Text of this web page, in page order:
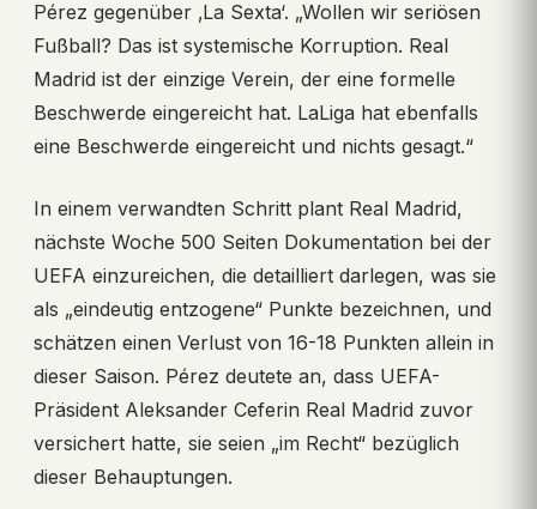
Pérez gegenüber ‚La Sexta‘. „Wollen wir seriösen
Fußball? Das ist systemische Korruption. Real
Madrid ist der einzige Verein, der eine formelle
Beschwerde eingereicht hat. LaLiga hat ebenfalls
eine Beschwerde eingereicht und nichts gesagt.“
In einem verwandten Schritt plant Real Madrid,
nächste Woche 500 Seiten Dokumentation bei der
UEFA einzureichen, die detailliert darlegen, was sie
als „eindeutig entzogene“ Punkte bezeichnen, und
schätzen einen Verlust von 16-18 Punkten allein in
dieser Saison. Pérez deutete an, dass UEFA-
Präsident Aleksander Ceferin Real Madrid zuvor
versichert hatte, sie seien „im Recht“ bezüglich
dieser Behauptungen.